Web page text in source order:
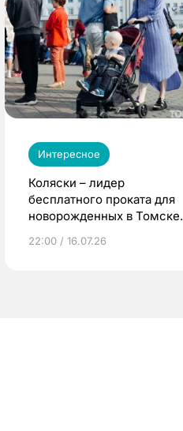
Интересное
Коляски – лидер
бесплатного проката для
новорожденных в Томске.
22:00 / 16.07.26